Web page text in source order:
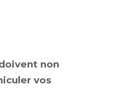
non
vos